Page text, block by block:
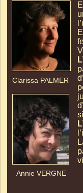
Clarissa PALMER
Annie VERGNE